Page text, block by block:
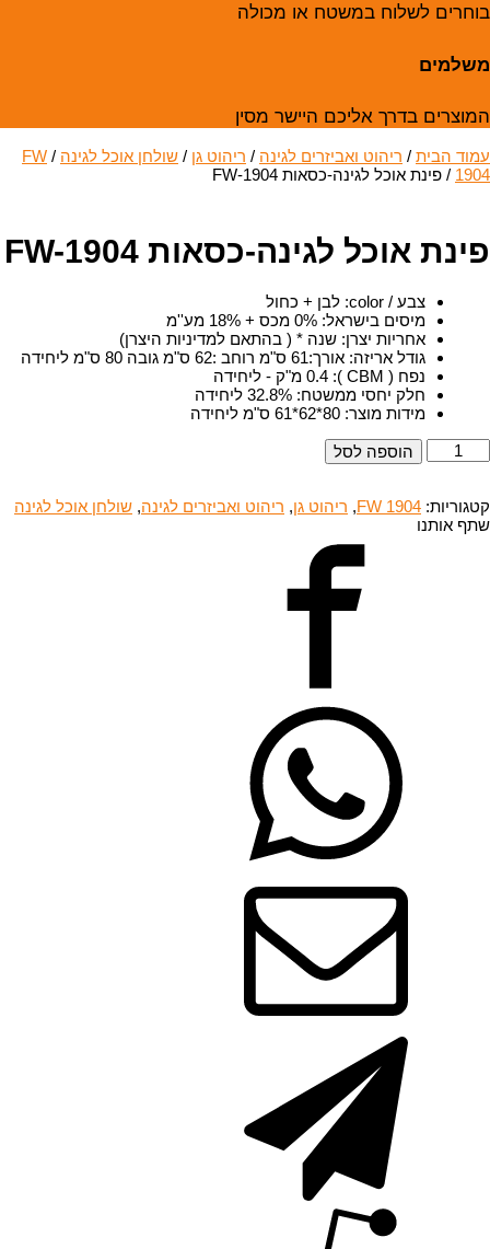
בוחרים לשלוח במשטח או מכולה
משלמים
המוצרים בדרך אליכם היישר מסין
עמוד הבית / ריהוט ואביזרים לגינה / ריהוט גן / שולחן אוכל לגינה /
FW
1904 / פינת אוכל לגינה-כסאות FW-1904
פינת אוכל לגינה-כסאות FW-1904
צבע / color : לבן + כחול
מיסים בישראל: 0% מכס + 18% מע''מ
אחריות יצרן: שנה * ( בהתאם למדיניות היצרן)
גודל אריזה: אורך:61 ס"מ רוחב :62 ס"מ גובה 80 ס"מ ליחידה
נפח ( CBM )
: 0.4 מ"ק - ליחידה
חלק יחסי ממשטח: 32.8% ליחידה
מידות מוצר: 80*62*61 ס"מ ליחידה
כמות
של
אוכל
לגינה-כסאות
FW-
הוספה לסל
קטגוריות: FW 1904
, ריהוט גן, ריהוט ואביזרים לגינה, שולחן אוכל לגינה
שתף אותנו